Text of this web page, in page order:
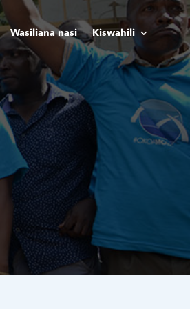
Wasiliana nasi Kiswahili